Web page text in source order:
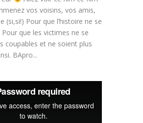
vos voisins, vos amis,
(si,si!) Pour que l’histoire ne se
Pour que les victimes ne se
coupables et ne soient plus
BApro...